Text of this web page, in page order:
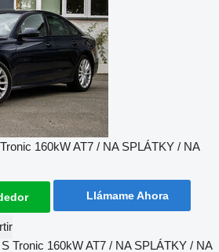
160kW AT7 / NA SPLÁTKY / NA
Llámame Ahora